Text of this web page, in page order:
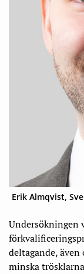
Erik Almqvist,
Undersökningen
deltagande,
minska